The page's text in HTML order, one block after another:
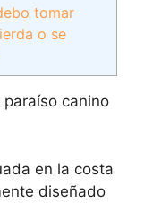
tomar
o se
paraíso canino
en la costa
diseñado